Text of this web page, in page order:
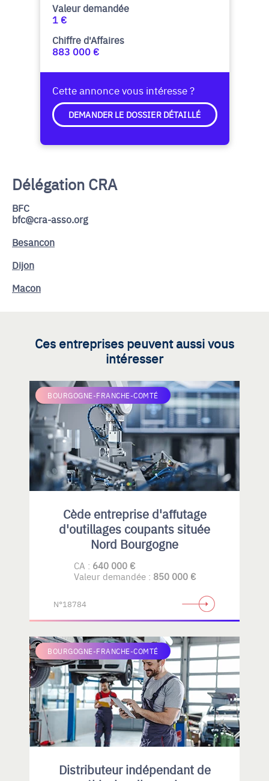
Valeur demandée
1 €
Chiffre d'Affaires
883 000 €
Cette annonce vous intéresse ?
DEMANDER LE DOSSIER DÉTAILLÉ
Délégation CRA
BFC
bfc@cra-asso.org
Besancon
Dijon
Macon
Ces entreprises peuvent aussi vous
intéresser
BOURGOGNE-FRANCHE-COMTÉ
Cède entreprise d'affutage
d'outillages coupants située
Nord Bourgogne
CA : 640 000 €
Valeur demandée : 850 000 €
N°18784
BOURGOGNE-FRANCHE-COMTÉ
Distributeur indépendant de